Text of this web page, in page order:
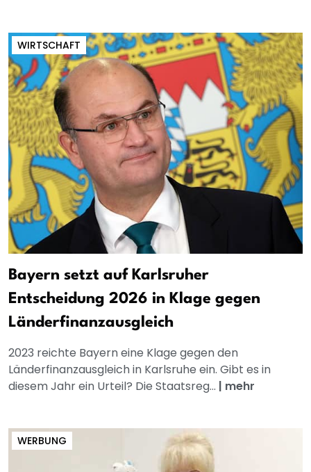
WIRTSCHAFT
Bayern setzt auf Karlsruher
Entscheidung 2026 in Klage gegen
Länderfinanzausgleich
2023 reichte Bayern eine Klage gegen den
Länderfinanzausgleich in Karlsruhe ein. Gibt es in
diesem Jahr ein Urteil? Die Staatsreg... | mehr
WERBUNG